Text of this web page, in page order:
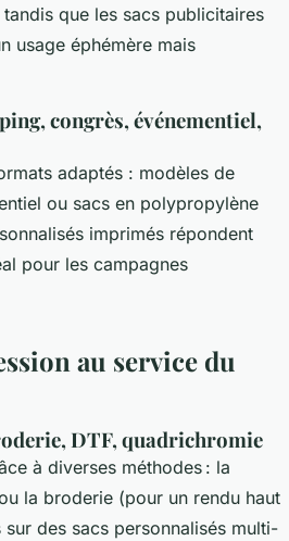
que les sacs publicitaires
usage éphémère mais
congrès, événementiel,
adaptés : modèles de
ou sacs en polypropylène
imprimés répondent
pour les campagnes
au service du
DTF, quadrichromie
à diverses méthodes : la
la broderie (pour un rendu haut
des sacs personnalisés multi-